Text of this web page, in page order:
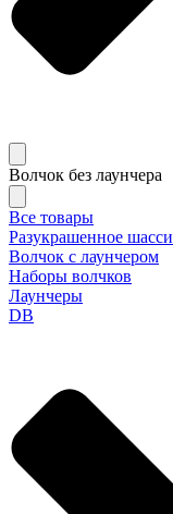
Волчок без лаунчера
Все товары
Разукрашенное шасси
Волчок с лаунчером
Наборы волчков
Лаунчеры
DB